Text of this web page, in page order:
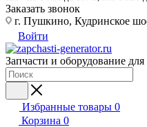
Заказать звонок
г. Пушкино, Кудринское
Войти
Запчасти и оборудование
Избранные товары 0
Корзина 0